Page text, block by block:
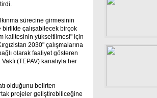
sürecine girmesinin
birlikte çalışabilecek birçok
kalitesinin yükseltilmesi" için
2030" çalışmalarına
olarak faaliyet gösteren
(TEPAV) kanalıyla her
olduğunu belirten
projeler geliştirebiliceğine